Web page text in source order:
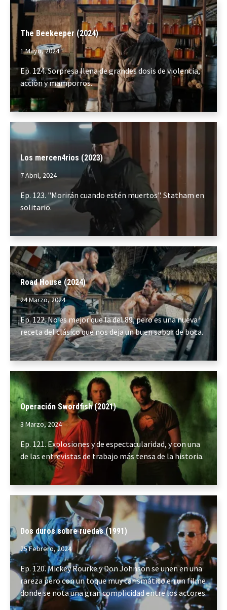
The Beekeeper (2024)
1 Mayo, 2024
Ep. 124. Sorpresa llena de grandes dosis de violencia,
acción y mamporros.
Los mercen4rios (2023)
7 Abril, 2024
Ep. 123. "Morirán cuando estén muertos". Statham en
solitario.
Road House (2024)
24 Marzo, 2024
Ep. 122. No es mejor que la del 89, pero es una nueva
receta del clásico que nos deja un buen sabor de boca.
Operación Swordfish (2021)
3 Marzo, 2024
Ep. 121. Explosiones y de espectacularidad, y con una
de las entrevistas de trabajo más tensa de la historia.
Dos duros sobre ruedas (1991)
25 Febrero, 2024
Ep. 120. Mickey Rourke y Don Johnson se unen en una
rareza pero con un toque muy carismático en un filme
donde se nota una gran complicidad entre los actores.